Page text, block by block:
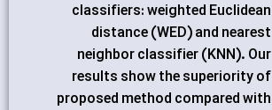
classifiers: weighted Euclidean
distance (WED) and nearest
neighbor classifier (KNN). Our
results show the superiority of
proposed method compared with